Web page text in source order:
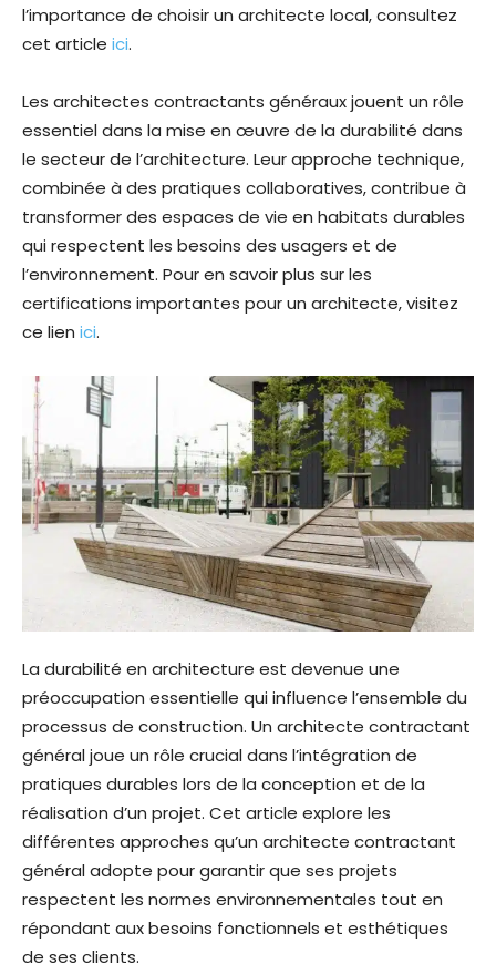
l’importance de choisir un architecte local, consultez
cet article ici.
Les architectes contractants généraux jouent un rôle
essentiel dans la mise en œuvre de la durabilité dans
le secteur de l’architecture. Leur approche technique,
combinée à des pratiques collaboratives, contribue à
transformer des espaces de vie en habitats durables
qui respectent les besoins des usagers et de
l’environnement. Pour en savoir plus sur les
certifications importantes pour un architecte, visitez
ce lien ici.
La durabilité en architecture est devenue une
préoccupation essentielle qui influence l’ensemble du
processus de construction. Un architecte contractant
général joue un rôle crucial dans l’intégration de
pratiques durables lors de la conception et de la
réalisation d’un projet. Cet article explore les
différentes approches qu’un architecte contractant
général adopte pour garantir que ses projets
respectent les normes environnementales tout en
répondant aux besoins fonctionnels et esthétiques
de ses clients.